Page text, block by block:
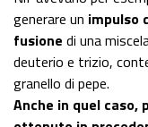
generare un impulso
fusione di una
deuterio e trizio,
granello di pepe.
Anche in quel